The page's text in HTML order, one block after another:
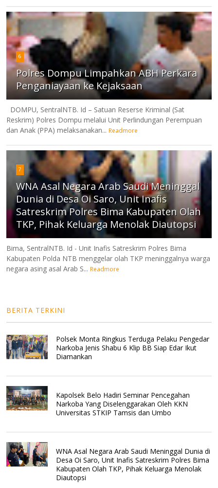
6
Polres Dompu Limpahkan ABH Perkara
Penganiayaan ke Kejaksaan
DOMPU, SentralNTB. Id – Satuan Reserse Kriminal (Sat
Reskrim) Polres Dompu melalui Unit Perlindungan Perempuan
dan Anak (PPA) melaksanakan... Readmore
7
WNA Asal Negara Arab Saudi Meninggal
Dunia di Desa Oi Saro, Unit Inafis
Satreskrim Polres Bima Kabupaten Olah
TKP, Pihak Keluarga Menolak Diautopsi
Bima, SentralNTB. Id - Unit Inafis Satreskrim Polres Bima
Kabupaten Polda NTB menggelar olah TKP meninggalnya warga
negara asing asal Arab S... Readmore
BERITA TERKINI
Polsek Monta Ringkus Terduga Pelaku Pengedar
Narkoba Jenis Shabu 6 Klip BB Siap Edar Ikut
Diamankan
Kapolsek Belo Hadiri Seminar Pencegahan
Narkoba Yang Diselenggarakan Oleh KKN
Universitas STKIP Tamsis dan Umbo
WNA Asal Negara Arab Saudi Meninggal Dunia di
Desa Oi Saro, Unit Inafis Satreskrim Polres Bima
Kabupaten Olah TKP, Pihak Keluarga Menolak
Diautopsi